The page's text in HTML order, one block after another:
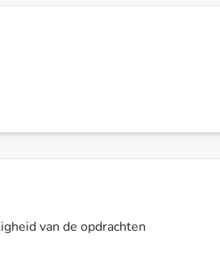
van de opdrachten